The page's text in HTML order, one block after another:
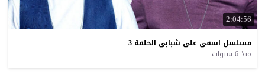
2:04:56
مسلسل اسفي على شبابي الحلقة 3
منذ 6 سنوات